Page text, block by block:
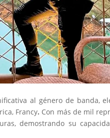
al género de banda,
Francy. Con más de mil
demostrando su